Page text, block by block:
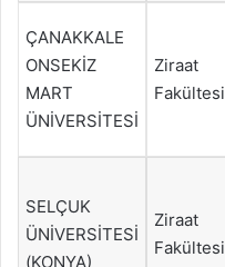
ÇANAKKALE
ONSEKİZ
MART
ÜNİVERSİTESİ
Ziraat
Fakültesi
SELÇUK
ÜNİVERSİTESİ
(KONYA)
Ziraat
Fakültesi